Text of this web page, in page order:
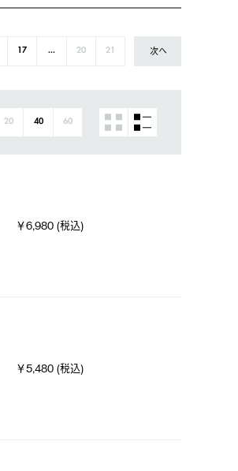
17 ... 20 21 次へ
20 40 60
￥6,980 (税込)
￥5,480 (税込)